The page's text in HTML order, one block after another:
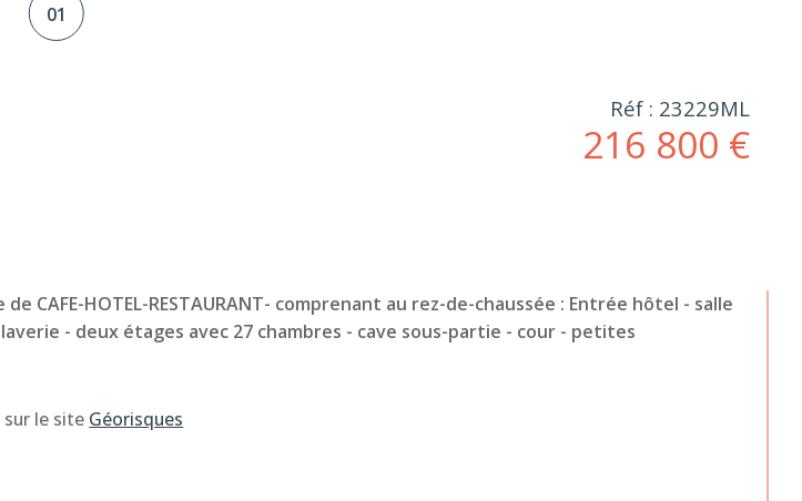
01
Réf : 23229ML
216 800 €
CAFE-HOTEL-RESTAURANT- comprenant au rez-de-chaussée : Entrée hôtel - salle
- deux étages avec 27 chambres - cave sous-partie - cour - petites
le site Géorisques